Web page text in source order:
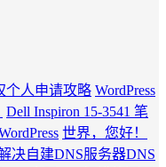
个人申请攻略 WordPress
Dell Inspiron 15-3541 笔
世界，您好！
决自建DNS服务器DNS